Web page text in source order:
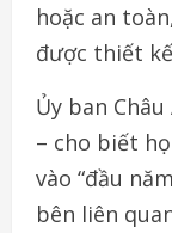
hoặc an
được thiết
Ủy ban
– cho biết
vào “đầu
bên liên